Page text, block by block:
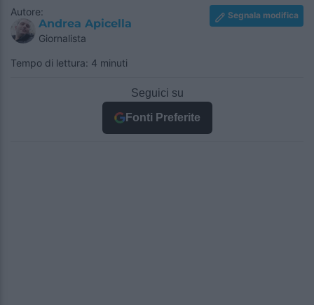
Autore:
Andrea Apicella
Giornalista
Segnala modifica
Tempo di lettura: 4 minuti
Seguici su
Fonti Preferite